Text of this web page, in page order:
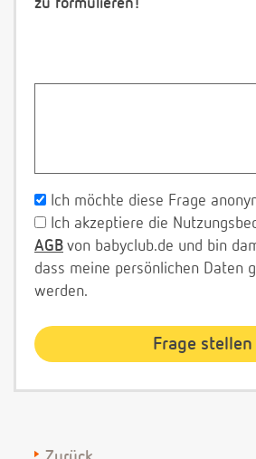
zu formulieren!
Ich möchte diese Frage
Ich akzeptiere die
AGB von babyclub.de und bin
dass meine persönlichen Daten
werden.